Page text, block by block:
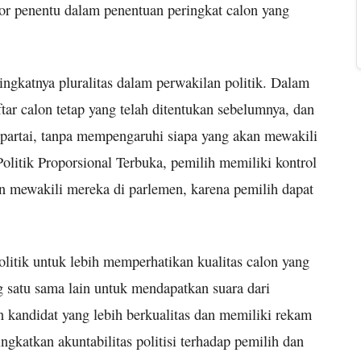
dalam penentuan peringkat calon yang
pluralitas dalam perwakilan politik. Dalam
calon tetap yang telah ditentukan sebelumnya, dan
tanpa mempengaruhi siapa yang akan mewakili
Proporsional Terbuka, pemilih memiliki kontrol
mewakili mereka di parlemen, karena pemilih dapat
untuk lebih memperhatikan kualitas calon yang
sama lain untuk mendapatkan suara dari
yang lebih berkualitas dan memiliki rekam
akuntabilitas politisi terhadap pemilih dan